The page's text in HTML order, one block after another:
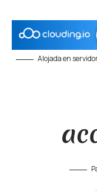
Alojada en